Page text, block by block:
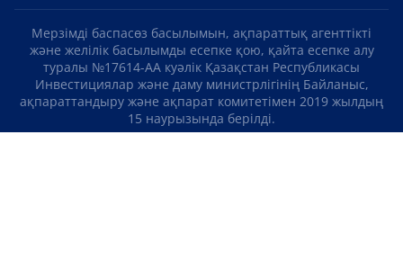
Мерзімді баспасөз басылымын, ақпараттық агенттікті
және желілік басылымды есепке қою, қайта есепке алу
туралы №17614-АА куәлік Қазақстан Республикасы
Инвестициялар және даму министрлігінің Байланыс,
ақпараттандыру және ақпарат комитетімен 2019 жылдың
15 наурызында берілді.